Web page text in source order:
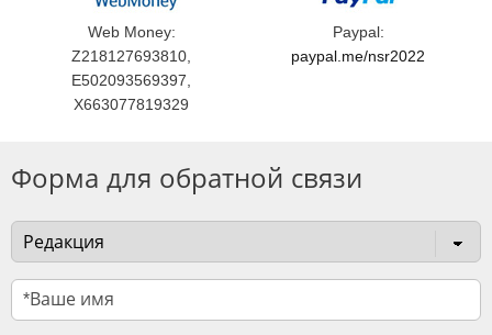
Web Money:
Z218127693810,
E502093569397,
X663077819329
Paypal:
paypal.me/nsr2022
Форма для обратной связи